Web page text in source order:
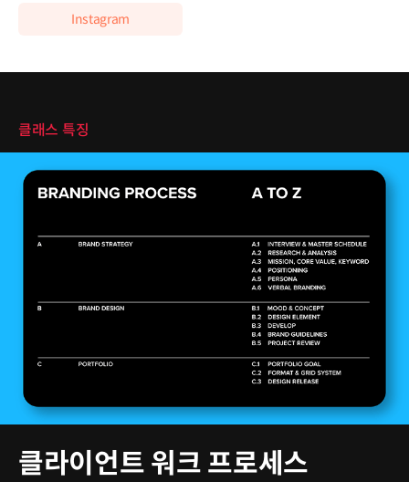
Instagram
클래스 특징
클라이언트 워크 프로세스